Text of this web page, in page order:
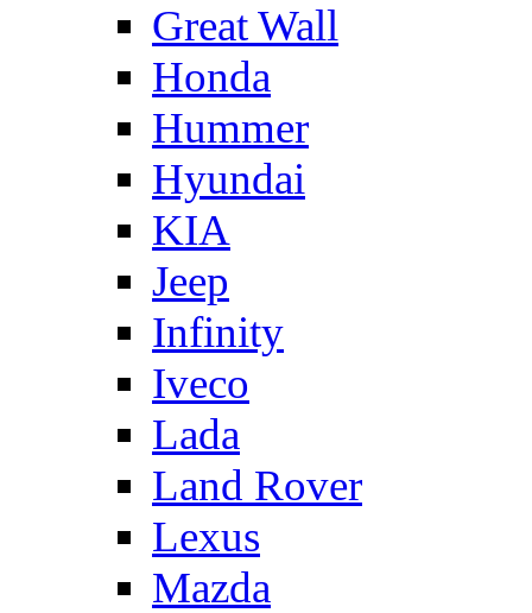
Great Wall
Honda
Hummer
Hyundai
KIA
Jeep
Infinity
Iveco
Lada
Land Rover
Lexus
Mazda